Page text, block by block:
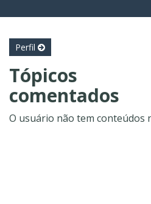
Perfil
Tópicos
comentados
O usuário não tem conteúdos